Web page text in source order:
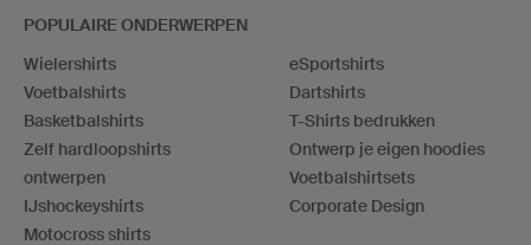
POPULAIRE ONDERWERPEN
Wielershirts
Voetbalshirts
Basketbalshirts
Zelf hardloopshirts
ontwerpen
IJshockeyshirts
Motocross shirts
eSportshirts
Dartshirts
T-Shirts bedrukken
Ontwerp je eigen hoodies
Voetbalshirtsets
Corporate Design